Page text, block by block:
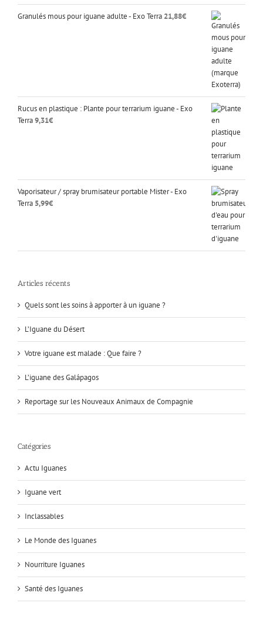
Granulés mous pour iguane adulte - Exo Terra 21,88€
Rucus en plastique : Plante pour terrarium iguane - Exo
Terra9,31€
Vaporisateur / spray brumisateur portable Mister - Exo
Terra 5,99€
Articles récents
Quels sont les soins à apporter à un iguane ?
L’Iguane du Désert
Votre iguane est malade : Que faire ?
L’iguane des Galápagos
Reportage sur les Nouveaux Animaux de Compagnie
Catégories
Actu Iguanes
Iguane vert
Inclassables
Le Monde des Iguanes
Nourriture Iguanes
Santé des Iguanes